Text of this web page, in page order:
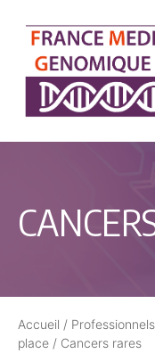
Accueil / Professionnels
place / Cancers rares